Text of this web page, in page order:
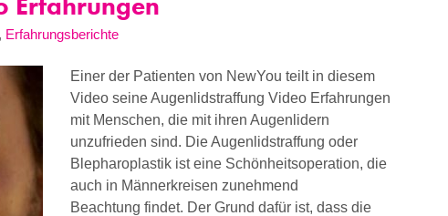
Erfahrungsberichte
Einer der Patienten von NewYou teilt in diesem
Video seine Augenlidstraffung Video Erfahrungen
mit Menschen, die mit ihren Augenlidern
unzufrieden sind. Die Augenlidstraffung oder
Blepharoplastik ist eine Schönheitsoperation, die
auch in Männerkreisen zunehmend
Beachtung findet. Der Grund dafür ist, dass die